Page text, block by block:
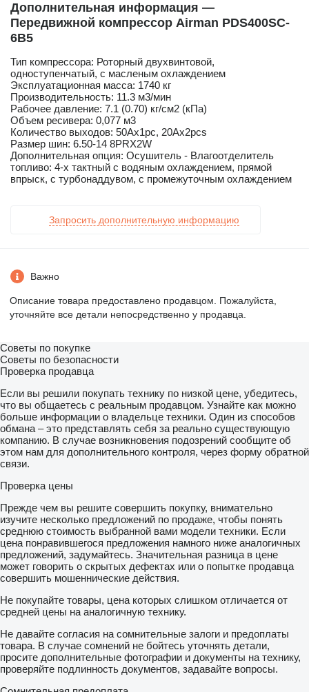
Дополнительная информация —
Передвижной компрессор Airman PDS400SC-
6B5
Тип компрессора: Роторный двухвинтовой,
одноступенчатый, с масленым охлаждением
Эксплуатационная масса: 1740 кг
Производительность: 11.3 м3/мин
Рабочее давление: 7.1 (0.70) кг/см2 (кПа)
Объем ресивера: 0,077 м3
Количество выходов: 50Ах1pc, 20Ax2pcs
Размер шин: 6.50-14 8PRX2W
Дополнительная опция: Осушитель - Влагоотделитель
топливо: 4-х тактный с водяным охлаждением, прямой
впрыск, с турбонаддувом, с промежуточным охлаждением
Запросить дополнительную информацию
Важно
Описание товара предоставлено продавцом. Пожалуйста,
уточняйте все детали непосредственно у продавца.
Советы по покупке
Советы по безопасности
Проверка продавца
Если вы решили покупать технику по низкой цене, убедитесь,
что вы общаетесь с реальным продавцом. Узнайте как можно
больше информации о владельце техники. Один из способов
обмана – это представлять себя за реально существующую
компанию. В случае возникновения подозрений сообщите об
этом нам для дополнительного контроля, через форму обратной
связи.
Проверка цены
Прежде чем вы решите совершить покупку, внимательно
изучите несколько предложений по продаже, чтобы понять
среднюю стоимость выбранной вами модели техники. Если
цена понравившегося предложения намного ниже аналогичных
предложений, задумайтесь. Значительная разница в цене
может говорить о скрытых дефектах или о попытке продавца
совершить мошеннические действия.
Не покупайте товары, цена которых слишком отличается от
средней цены на аналогичную технику.
Не давайте согласия на сомнительные залоги и предоплаты
товара. В случае сомнений не бойтесь уточнять детали,
просите дополнительные фотографии и документы на технику,
проверяйте подлинность документов, задавайте вопросы.